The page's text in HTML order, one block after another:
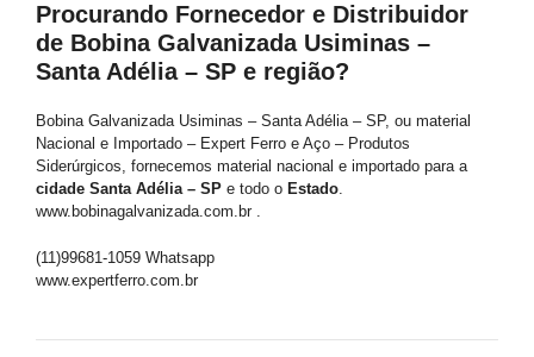
Procurando Fornecedor e Distribuidor
de Bobina Galvanizada Usiminas –
Santa Adélia – SP e região?
Bobina Galvanizada Usiminas – Santa Adélia – SP, ou material
Nacional e Importado – Expert Ferro e Aço – Produtos
Siderúrgicos, fornecemos material nacional e importado para a
cidade Santa Adélia – SP e todo o Estado.
www.bobinagalvanizada.com.br .
(11)99681-1059 Whatsapp
www.expertferro.com.br